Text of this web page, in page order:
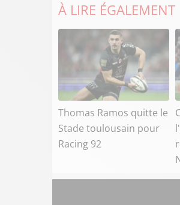
À LIRE ÉGALEMENT
Thomas Ramos quitte le
Stade toulousain pour
Racing 92